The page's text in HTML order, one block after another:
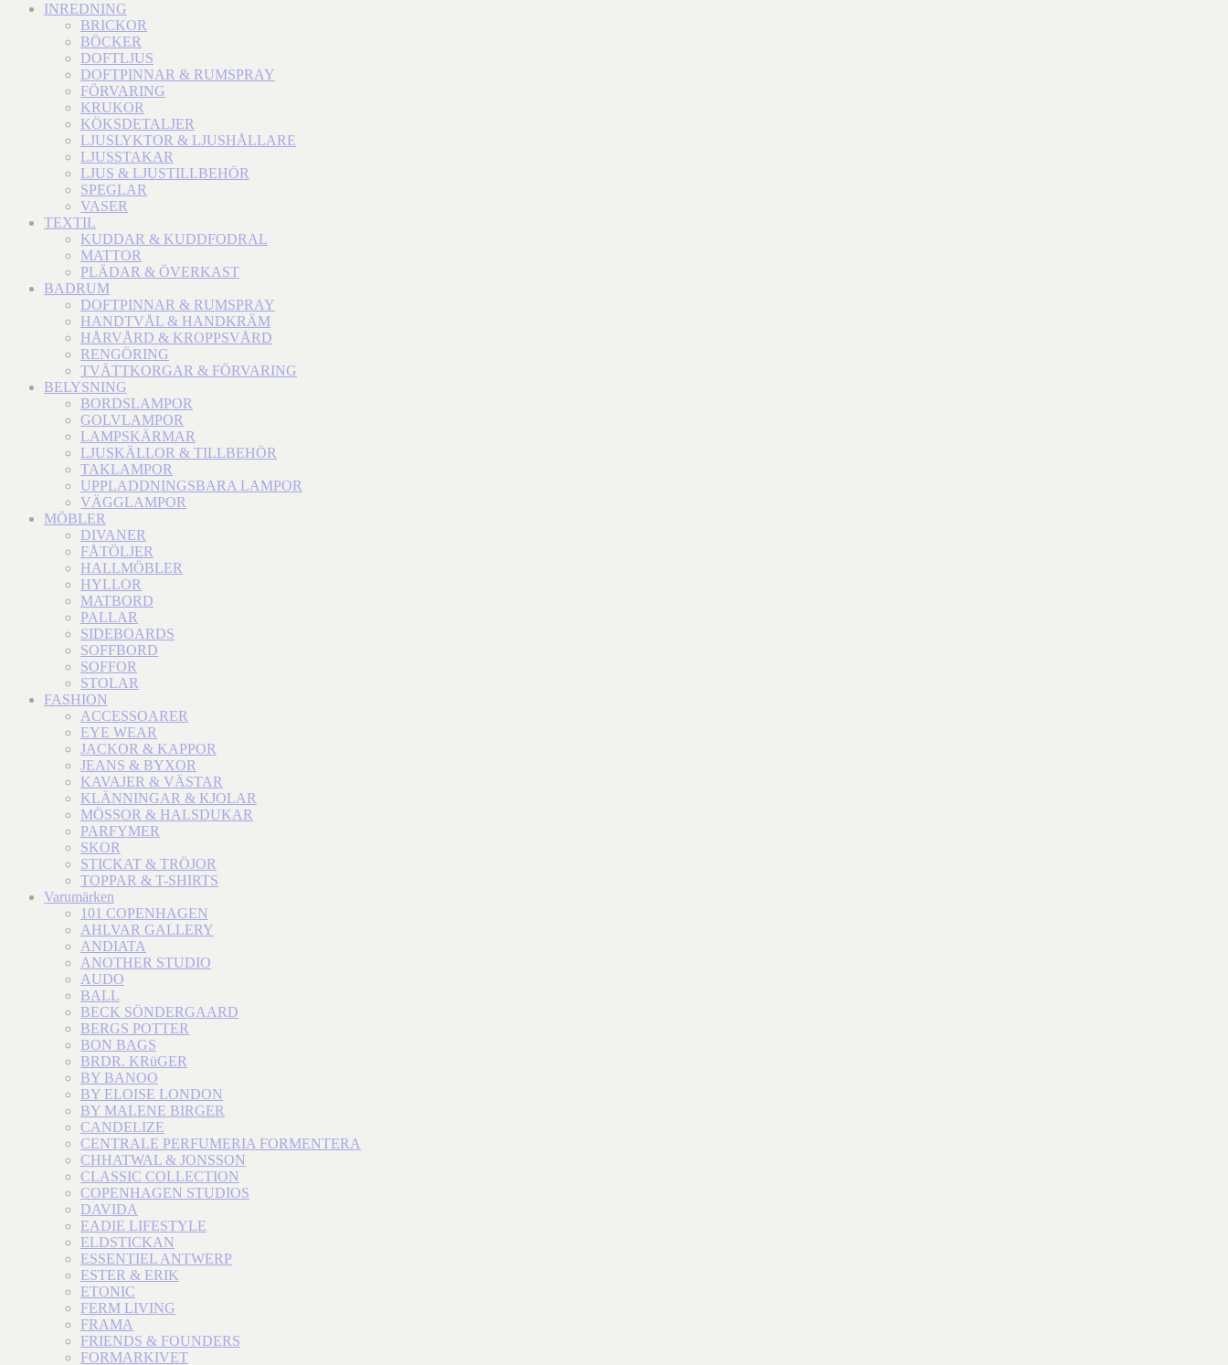
INREDNING
BRICKOR
BÖCKER
DOFTLJUS
DOFTPINNAR & RUMSPRAY
FÖRVARING
KRUKOR
KÖKSDETALJER
LJUSLYKTOR & LJUSHÅLLARE
LJUSSTAKAR
LJUS & LJUSTILLBEHÖR
SPEGLAR
VASER
TEXTIL
KUDDAR & KUDDFODRAL
MATTOR
PLÄDAR & ÖVERKAST
BADRUM
DOFTPINNAR & RUMSPRAY
HANDTVÅL & HANDKRÄM
HÅRVÅRD & KROPPSVÅRD
RENGÖRING
TVÄTTKORGAR & FÖRVARING
BELYSNING
BORDSLAMPOR
GOLVLAMPOR
LAMPSKÄRMAR
LJUSKÄLLOR & TILLBEHÖR
TAKLAMPOR
UPPLADDNINGSBARA LAMPOR
VÄGGLAMPOR
MÖBLER
DIVANER
FÅTÖLJER
HALLMÖBLER
HYLLOR
MATBORD
PALLAR
SIDEBOARDS
SOFFBORD
SOFFOR
STOLAR
FASHION
ACCESSOARER
EYE WEAR
JACKOR & KAPPOR
JEANS & BYXOR
KAVAJER & VÄSTAR
KLÄNNINGAR & KJOLAR
MÖSSOR & HALSDUKAR
PARFYMER
SKOR
STICKAT & TRÖJOR
TOPPAR & T-SHIRTS
Varumärken
101 COPENHAGEN
AHLVAR GALLERY
ANDIATA
ANOTHER STUDIO
AUDO
BALL
BECK SÖNDERGAARD
BERGS POTTER
BON BAGS
BRDR. KRüGER
BY BANOO
BY ELOISE LONDON
BY MALENE BIRGER
CANDELIZE
CENTRALE PERFUMERIA FORMENTERA
CHHATWAL & JONSSON
CLASSIC COLLECTION
COPENHAGEN STUDIOS
DAVIDA
EADIE LIFESTYLE
ELDSTICKAN
ESSENTIEL ANTWERP
ESTER & ERIK
ETONIC
FERM LIVING
FRAMA
FRIENDS & FOUNDERS
FORMARKIVET